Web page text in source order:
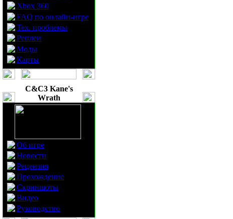
Xbox 360
FAQ по онлайн-игре
Тех. проблемы
Реплеи
Моды
Карты
C&C3 Kane's
Wrath
Об игре
Новости
Рецензия
Прохождение
Скриншоты
Видео
Руководство